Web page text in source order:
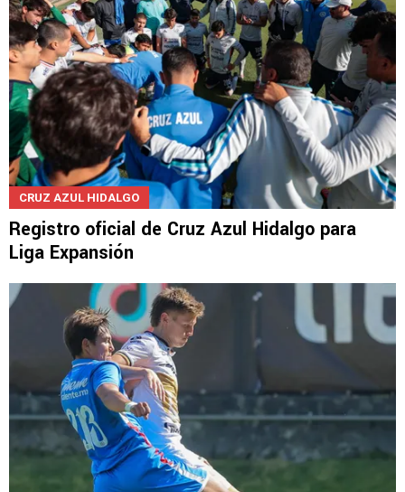
CRUZ AZUL HIDALGO
Registro oficial de Cruz Azul Hidalgo para
Liga Expansión